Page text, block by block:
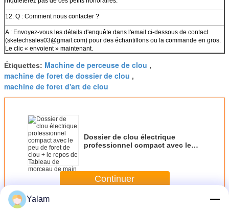
12. Q : Comment nous contacter ?
A : Envoyez-vous les détails d'enquête dans l'email ci-dessous de contact
(sketechsales03@gmail.com) pour des échantillons ou la commande en gros.
Le clic « envoient » maintenant.
Étiquettes: Machine de perceuse de clou ,
machine de foret de dossier de clou ,
machine de foret d'art de clou
Dossier de clou électrique
professionnel compact avec le
Continuer
PlusMachine d'art de clou
Yalam